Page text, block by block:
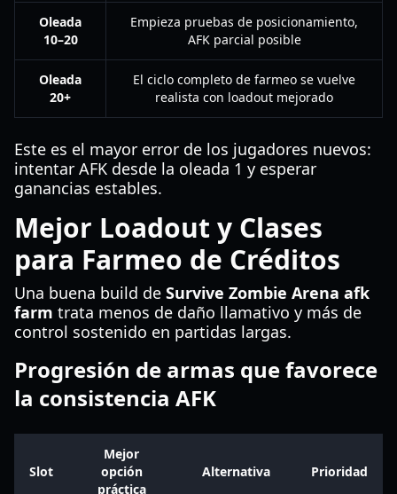
Oleada
10–20
Empieza pruebas de posicionamiento,
AFK parcial posible
Oleada
20+
El ciclo completo de farmeo se vuelve
realista con loadout mejorado
Este es el mayor error de los jugadores nuevos:
intentar AFK desde la oleada 1 y esperar
ganancias estables.
Mejor Loadout y Clases
para Farmeo de Créditos
Una buena build de Survive Zombie Arena afk
farm trata menos de daño llamativo y más de
control sostenido en partidas largas.
Progresión de armas que favorece
la consistencia AFK
Slot
Mejor
opción
práctica
Alternativa Prioridad